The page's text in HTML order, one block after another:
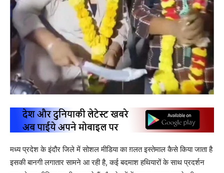
मध्य प्रदेश के इंदौर जिले में सोशल मीडिया का ग़लत इस्तेमाल कैसे किया जाता है
इसकी बानगी लगातार सामने आ रही है, कई बदमाश हथियारों के साथ प्रदर्शन